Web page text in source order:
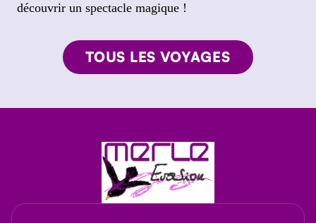
découvrir un spectacle magique !
TOUS LES VOYAGES